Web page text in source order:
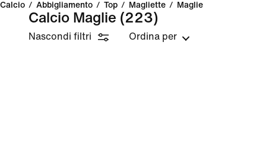
Calcio / Abbigliamento / Top / Magliette / Maglie
Calcio Maglie (223)
Nascondi filtri Ordina per